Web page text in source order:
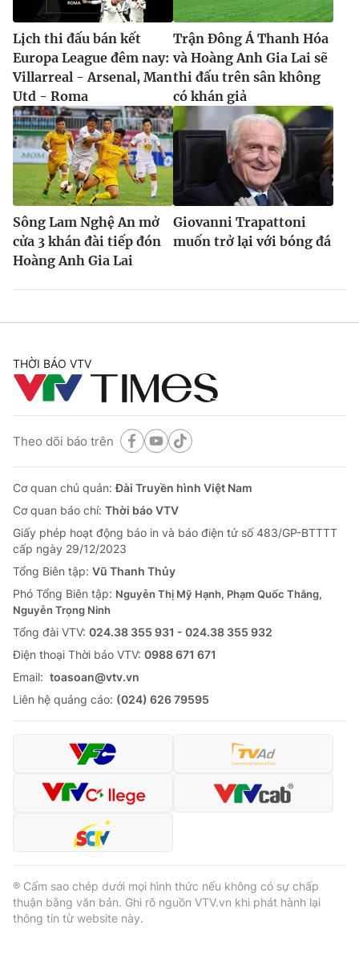
Lịch thi đấu bán kết
Europa League đêm nay:
Villarreal - Arsenal, Man
Utd - Roma
Trận Đông Á Thanh Hóa
và Hoàng Anh Gia Lai sẽ
thi đấu trên sân không
có khán giả
Sông Lam Nghệ An mở
cửa 3 khán đài tiếp đón
Hoàng Anh Gia Lai
Giovanni Trapattoni
muốn trở lại với bóng đá
THỜI BÁO VTV
Theo dõi báo trên
Cơ quan chủ quản:Đài Truyền hình Việt Nam
Cơ quan báo chí: Thời báo VTV
Giấy phép hoạt động báo in và báo điện tử số 483/GP-BTTTT
cấp ngày 29/12/2023
Tổng Biên tập: Vũ Thanh Thủy
Phó Tổng Biên tập: Nguyễn Thị Mỹ Hạnh, Phạm Quốc Thắng,
Nguyễn Trọng Ninh
Tổng đài VTV: 024.38 355 931 - 024.38 355 932
Ðiện thoại Thời báo VTV: 0988 671 671
Email: toasoan@vtv.vn
Liên hệ quảng cáo: (024) 626 79595
® Cấm sao chép dưới mọi hình thức nếu không có sự chấp
thuận bằng văn bản. Ghi rõ nguồn VTV.vn khi phát hành lại
thông tin từ website này.